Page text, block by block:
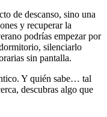
de descanso, sino una
y recuperar la
podrías empezar por
silenciarlo
sin pantalla.
Y quién sabe… tal
descubras algo que